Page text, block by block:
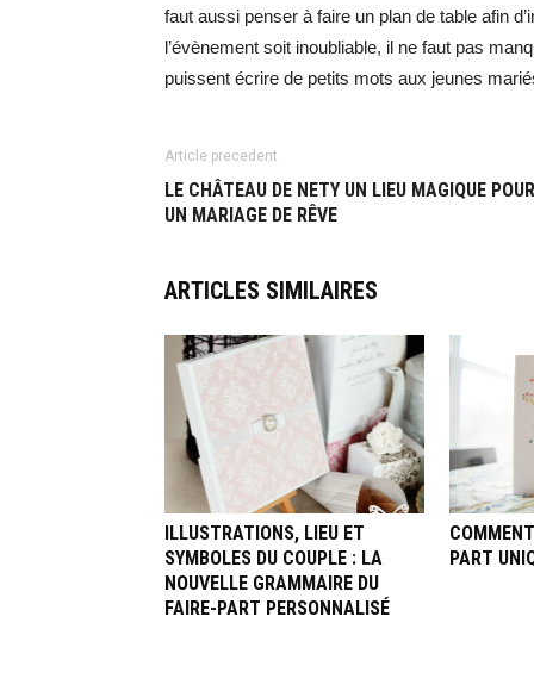
faut aussi penser à faire un plan de table afin
l’évènement soit inoubliable, il ne faut pas
puissent écrire de petits mots aux jeunes
Article precedent
LE CHÂTEAU DE NETY UN LIEU MAGIQUE POUR
UN MARIAGE DE RÊVE
ARTICLES SIMILAIRES
ILLUSTRATIONS, LIEU ET
SYMBOLES DU COUPLE : LA
NOUVELLE GRAMMAIRE DU
FAIRE-PART PERSONNALISÉ
PART